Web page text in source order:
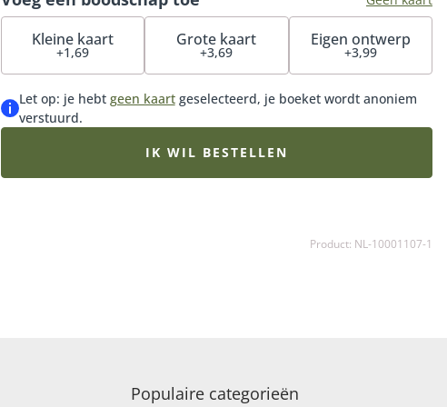
Kleine kaart
+1,69
Grote kaart
+3,69
Eigen ontwerp
+3,99
Let op: je hebt geen kaartgeselecteerd, je boeket wordt anoniem
verstuurd.
IK WIL BESTELLEN
Product: NL-10001107-1
Populaire categorieën